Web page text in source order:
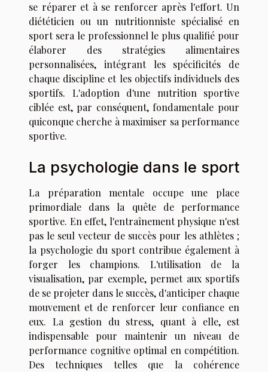
se réparer et à se renforcer après l'effort. Un
diététicien ou un nutritionniste spécialisé en
sport sera le professionnel le plus qualifié pour
élaborer des stratégies alimentaires
personnalisées, intégrant les spécificités de
chaque discipline et les objectifs individuels des
sportifs. L'adoption d'une nutrition sportive
ciblée est, par conséquent, fondamentale pour
quiconque cherche à maximiser sa performance
sportive.
La psychologie dans le sport
La préparation mentale occupe une place
primordiale dans la quête de performance
sportive. En effet, l'entraînement physique n'est
pas le seul vecteur de succès pour les athlètes ;
la psychologie du sport contribue également à
forger les champions. L'utilisation de la
visualisation, par exemple, permet aux sportifs
de se projeter dans le succès, d'anticiper chaque
mouvement et de renforcer leur confiance en
eux. La gestion du stress, quant à elle, est
indispensable pour maintenir un niveau de
performance cognitive optimal en compétition.
Des techniques telles que la cohérence